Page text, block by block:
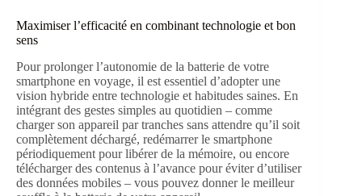
Maximiser l’efficacité en combinant technologie et bon
sens
Pour prolonger l’autonomie de la batterie de votre
smartphone en voyage, il est essentiel d’adopter une
vision hybride entre technologie et habitudes saines. En
intégrant des gestes simples au quotidien – comme
charger son appareil par tranches sans attendre qu’il soit
complètement déchargé, redémarrer le smartphone
périodiquement pour libérer de la mémoire, ou encore
télécharger des contenus à l’avance pour éviter d’utiliser
des données mobiles – vous pouvez donner le meilleur